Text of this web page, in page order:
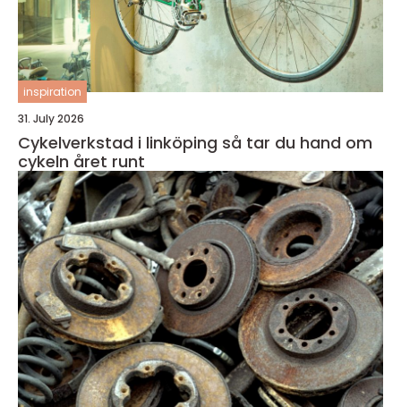
inspiration
31. July 2026
Cykelverkstad i linköping så tar du hand om
cykeln året runt